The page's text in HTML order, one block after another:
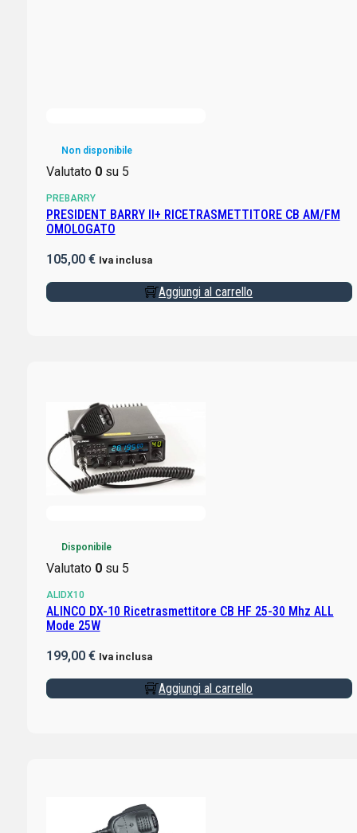
Non disponibile
Valutato 0su 5
PREBARRY
PRESIDENT BARRY II+ RICETRASMETTITORE CB AM/FM
OMOLOGATO
105,00 € Iva inclusa
Aggiungi al carrello
Disponibile
Valutato 0su 5
ALIDX10
ALINCO DX-10 Ricetrasmettitore CB HF 25-30 Mhz ALL
Mode 25W
199,00 € Iva inclusa
Aggiungi al carrello